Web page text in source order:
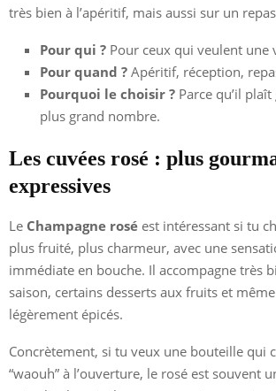
très bien à l’apéritif, mais aussi sur un
Pour qui ? Pour ceux qui veulent une
Pour quand ? Apéritif, réception,
Pourquoi le choisir ? Parce qu’il
plus grand nombre.
Les cuvées rosé : plus
expressives
Le Champagne rosé est intéressant si tu
plus fruité, plus charmeur, avec une
immédiate en bouche. Il accompagne très
saison, certains desserts aux fruits et
légèrement épicés.
Concrètement, si tu veux une bouteille qui
“waouh” à l’ouverture, le rosé est souvent